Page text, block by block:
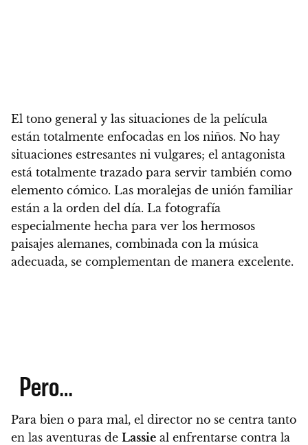
El tono general y las situaciones de la película
están totalmente enfocadas en los niños. No hay
situaciones estresantes ni vulgares; el antagonista
está totalmente trazado para servir también como
elemento cómico. Las moralejas de unión familiar
están a la orden del día. La fotografía
especialmente hecha para ver los hermosos
paisajes alemanes, combinada con la música
adecuada, se complementan de manera excelente.
Pero…
Para bien o para mal, el director no se centra tanto
en las aventuras de Lassie al enfrentarse contra la